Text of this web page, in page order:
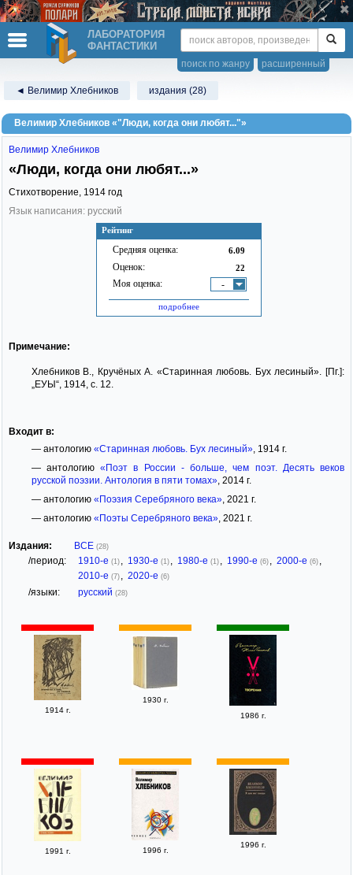
ЛАБОРАТОРИЯ
ФАНТАСТИКИ
расширенный
поиск по жанру
◄ Велимир Хлебников издания (28)
Велимир Хлебников «"Люди, когда они любят..."»
Рейтинг
Средняя оценка: 6.09
Оценок: 22
Моя оценка: -
подробнее
Велимир Хлебников
«Люди, когда они любят...»
Стихотворение, 1914 год
Язык написания: русский
Примечание:
Хлебников В., Кручёных А. «Старинная любовь. Бух лесиный». [Пг.]:
„ЕУЫ“, 1914, с. 12.
Входит в:
— антологию «Старинная любовь. Бух лесиный», 1914 г.
— антологию«Поэт в России - больше, чем поэт. Десять веков
русской поэзии. Антология в пяти томах», 2014 г.
— антологию «Поэзия Серебряного века», 2021 г.
— антологию «Поэты Серебряного века», 2021 г.
Издания: ВСЕ (28)
/период: 1910-е (1) 1930-е (1) 1980-е (1) 1990-е (6) 2000-е (6)
2010-е (7) 2020-е (6)
/языки: русский (28)
1914 г.
1930 г.
1986 г.
1991 г. 1996 г.
1996 г.